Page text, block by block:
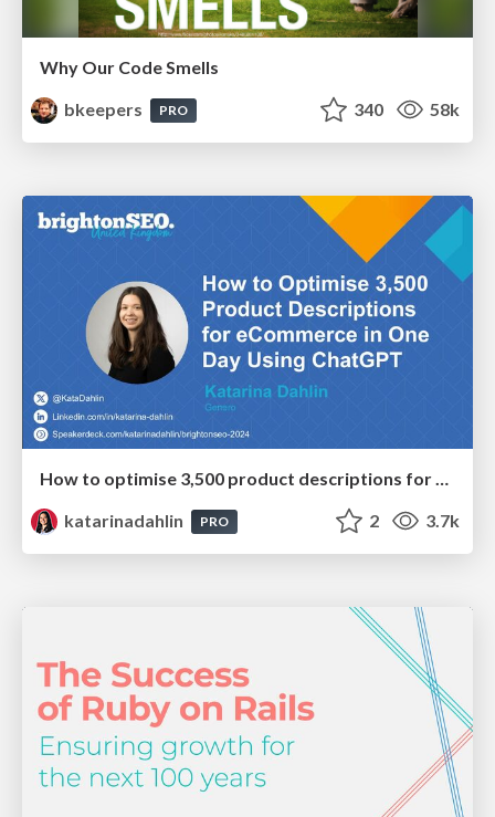
Why Our Code Smells
bkeepers
PRO 340 58k
How to optimise 3,500 product descriptions for ecommerce in one day using ChatGPT
katarinadahlin
PRO 2 3.7k